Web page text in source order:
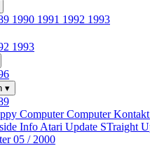
1990 1991 1992 1993
1993
▾
ComputerComputer Kontakt
Info Atari Update STraight
05 / 2000